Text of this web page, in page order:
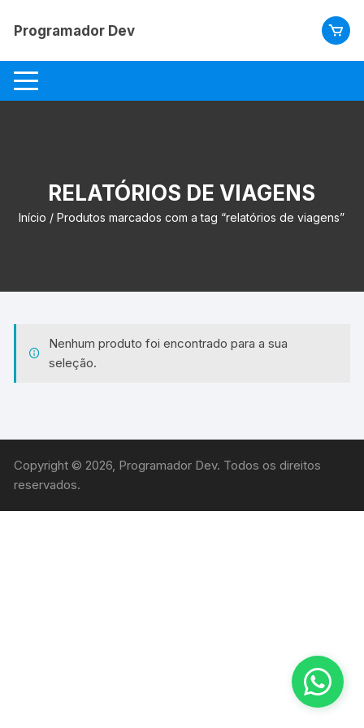
paraProgramador Dev
RELATÓRIOS DE VIAGENS
Início / Produtos marcados com a tag “relatórios de viagens”
Nenhum produto foi encontrado para a sua
seleção.
Copyright © 2026, Programador Dev. Todos os direitos
reservados.